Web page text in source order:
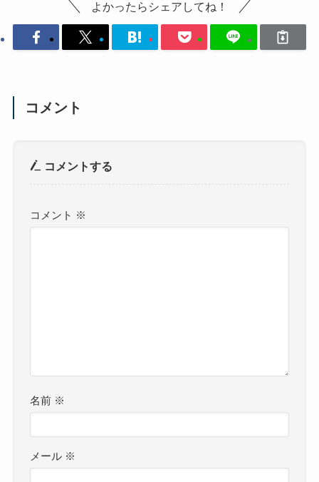
よかったらシェアしてね！
コメント
コメントする
コメント ※
名前 ※
メール ※